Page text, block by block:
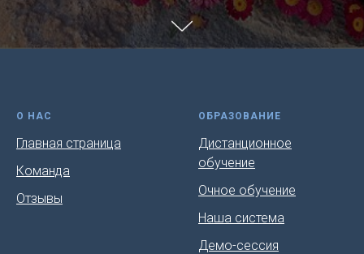
О НАС
Главная страница
Команда
Отзывы
ОБРАЗОВАНИЕ
Дистанционное
обучение
Очное обучение
Наша система
Демо-сессия